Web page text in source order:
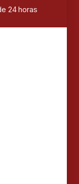
24 horas